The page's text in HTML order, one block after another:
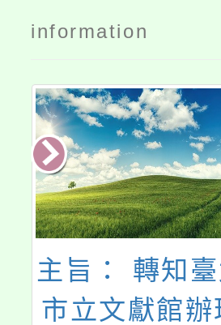
information
主旨： 轉知
市立文獻館辦